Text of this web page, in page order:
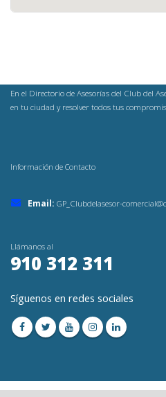
En el Directorio de Asesorías del Club del
en tu ciudad y resolver todos tus
Información de Contacto
Email: GP_Clubdelasesor-
Llámanos al
910 312 311
Síguenos en redes sociales